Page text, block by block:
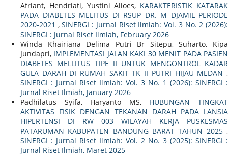
Afriant, Hendriati, Yustini Alioes, KARAKTERISTIK KATARAK
PADA DIABETES MELITUS DI RSUP DR. M DJAMIL PERIODE
2020-2021 ,SINERGI : Jurnal Riset Ilmiah: Vol. 3 No. 2 (2026):
SINERGI : Jurnal Riset Ilmiah, February 2026
Winda Khairiana Delima Putri Br Sitepu, Suharto, Kipa
Jundapri, IMPLEMENTASI JALAN KAKI 30 MENIT PADA PASIEN
DIABETES MELLITUS TIPE II UNTUK MENGONTROL KADAR
GULA DARAH DI RUMAH SAKIT TK II PUTRI HIJAU MEDAN ,
SINERGI : Jurnal Riset Ilmiah: Vol. 3 No. 1 (2026): SINERGI :
Jurnal Riset Ilmiah, January 2026
Padhilatus Syifa, Haryanto MS, HUBUNGAN TINGKAT
AKTIVITAS FISIK DENGAN TEKANAN DARAH PADA LANSIA
HIPERTENSI DI RW 003 WILAYAH KERJA PUSKESMAS
PATARUMAN KABUPATEN BANDUNG BARAT TAHUN 2025 ,
SINERGI : Jurnal Riset Ilmiah: Vol. 2 No. 3 (2025): SINERGI :
Jurnal Riset Ilmiah, Maret 2025